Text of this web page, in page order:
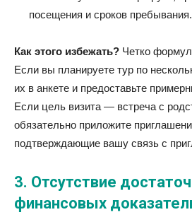
посещения и сроков пребывания.
Как этого избежать? Четко
Если вы планируете тур по
их в анкете и предоставьте
Если цель визита — встреча с
обязательно приложите
подтверждающие вашу связь с
3. Отсутствие
финансовых